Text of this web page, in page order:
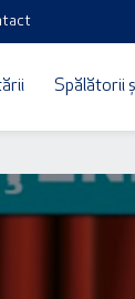
Spălătorii